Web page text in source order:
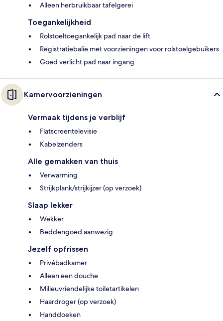
Alleen herbruikbaar tafelgerei
Toegankelijkheid
Rolstoeltoegankelijk pad naar de lift
Registratiebalie met voorzieningen voor rolstoelgebuikers
Goed verlicht pad naar ingang
Kamervoorzieningen
Vermaak tijdens je verblijf
Flatscreentelevisie
Kabelzenders
Alle gemakken van thuis
Verwarming
Strijkplank/strijkijzer (op verzoek)
Slaap lekker
Wekker
Beddengoed aanwezig
Jezelf opfrissen
Privébadkamer
Alleen een douche
Milieuvriendelijke toiletartikelen
Haardroger (op verzoek)
Handdoeken